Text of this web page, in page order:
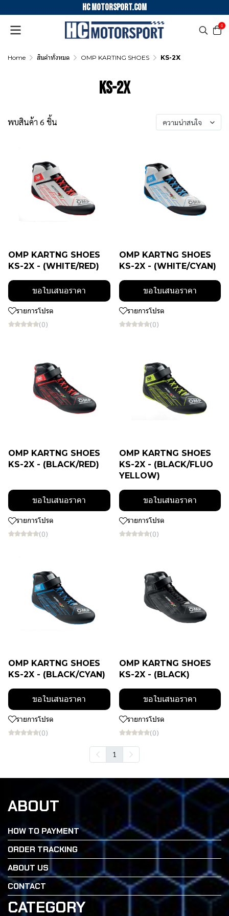
HC motorsport.COM
0
Home สินค้าทั้งหมด OMP KARTING SHOES KS-2X
KS-2X
พบสินค้า 6 ชิ้น ความน่าสนใจ
OMP KARTNG SHOES
KS-2X - (WHITE/RED)
ขอใบเสนอราคา
รายการโปรด
(0)
OMP KARTNG SHOES
KS-2X - (WHITE/CYAN)
ขอใบเสนอราคา
รายการโปรด
(0)
OMP KARTNG SHOES
KS-2X - (BLACK/RED)
ขอใบเสนอราคา
รายการโปรด
(0)
OMP KARTNG SHOES
KS-2X - (BLACK/FLUO
YELLOW)
ขอใบเสนอราคา
รายการโปรด
(0)
OMP KARTNG SHOES
KS-2X - (BLACK/CYAN)
ขอใบเสนอราคา
รายการโปรด
(0)
OMP KARTNG SHOES
KS-2X - (BLACK)
ขอใบเสนอราคา
รายการโปรด
(0)
1
ABOUT
HOW TO PAYMENT
ORDER TRACKING
ABOUT US
CONTACT
CATEGORY